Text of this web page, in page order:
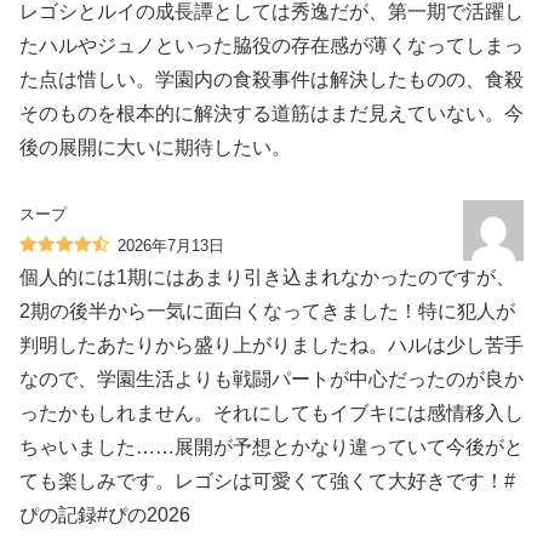
レゴシとルイの成長譚としては秀逸だが、第一期で活躍し
たハルやジュノといった脇役の存在感が薄くなってしまっ
た点は惜しい。学園内の食殺事件は解決したものの、食殺
そのものを根本的に解決する道筋はまだ見えていない。今
後の展開に大いに期待したい。
スープ
2026年7月13日
個人的には1期にはあまり引き込まれなかったのですが、
2期の後半から一気に面白くなってきました！特に犯人が
判明したあたりから盛り上がりましたね。ハルは少し苦手
なので、学園生活よりも戦闘パートが中心だったのが良か
ったかもしれません。それにしてもイブキには感情移入し
ちゃいました……展開が予想とかなり違っていて今後がと
ても楽しみです。レゴシは可愛くて強くて大好きです！#
ぴの記録#ぴの2026